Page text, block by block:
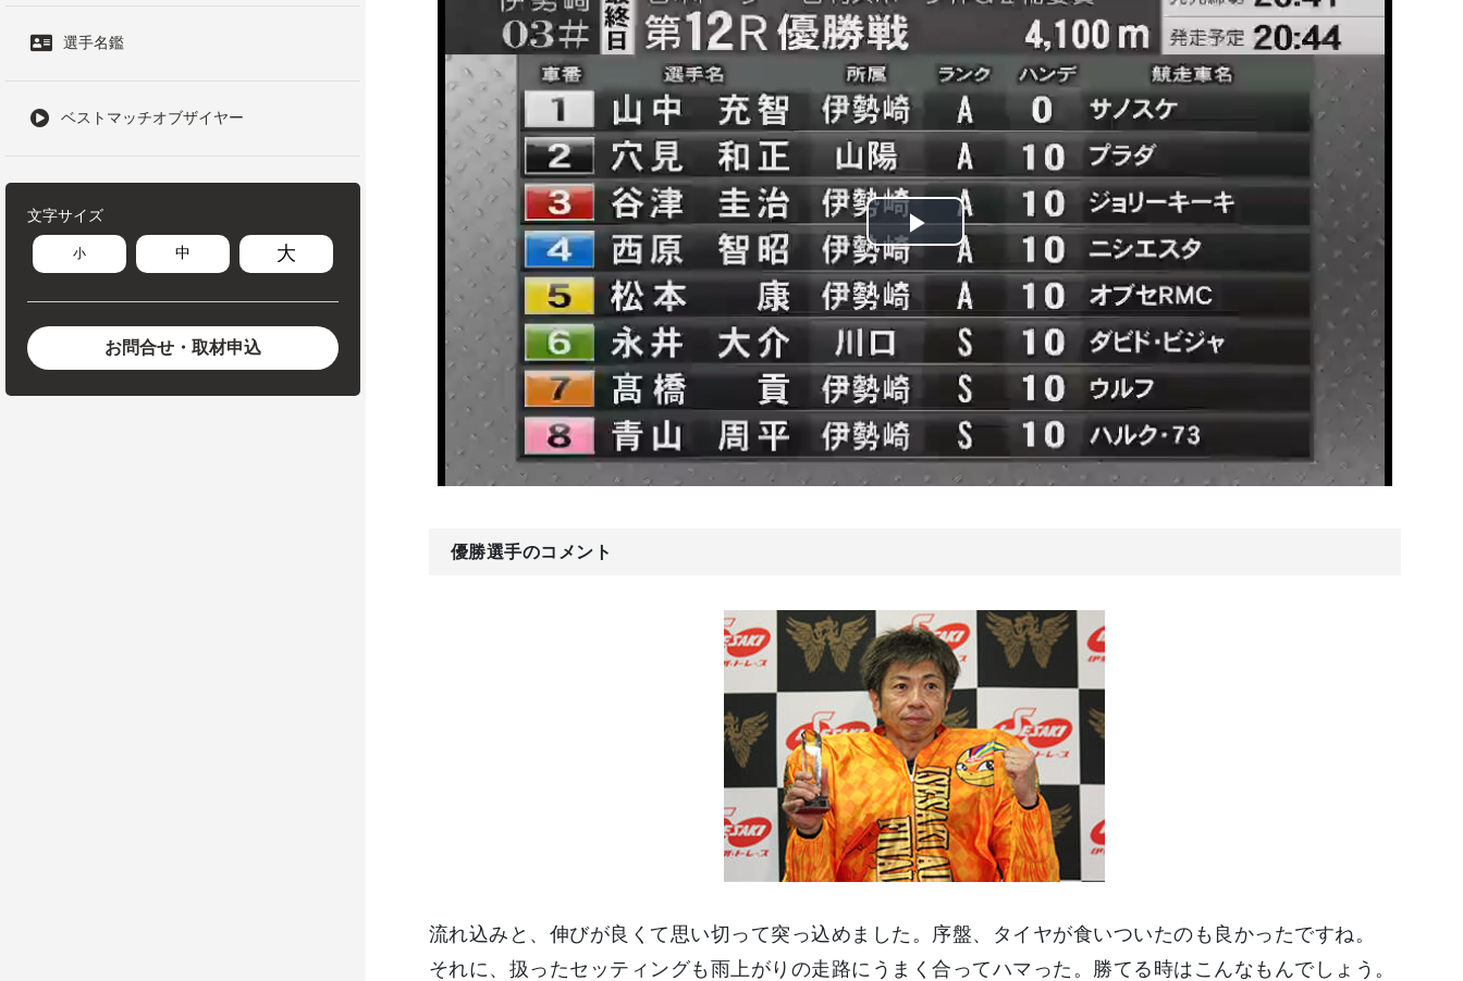
選手名鑑
ベストマッチオブザイヤー
文字サイズ
小 中 大
お問合せ・取材申込
優勝選手のコメント
流れ込みと、伸びが良くて思い切って突っ込めました。序盤、タイヤが食いついたのも良かったですね。
それに、扱ったセッティングも雨上がりの走路にうまく合ってハマった。勝てる時はこんなもんでしょう。